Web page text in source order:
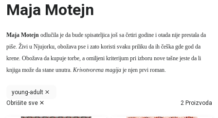
Maja Motejn
Maja Motejnodlučila je da bude spisateljica još sa četiri godine i otada nije prestala da
piše. Živi u Njujorku, obožava pse i zato koristi svaku priliku da ih češka gde god da
krene. Obožava da kupuje torbe, a omiljeni kriterijum pri izboru nove tašne jeste da li
knjiga može da stane unutra. Krivotvorena magija je njen prvi roman.
young-adult
2 Proizvoda
Obrišite sve